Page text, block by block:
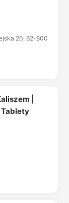
20, 62-800
|
Tablety